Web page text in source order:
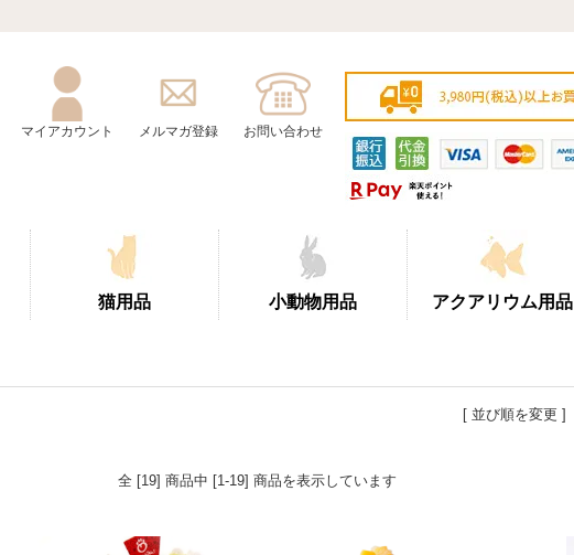
マイアカウント メルマガ登録 お問い合わせ
猫用品 小動物用品 アクアリウム用品
[ 並び順を変更 ]
全 [19] 商品中 [1-19] 商品を表示しています